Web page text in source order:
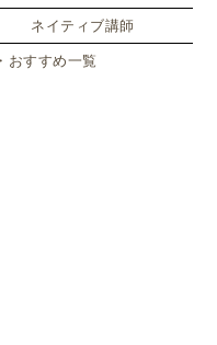
ネイティブ講師
おすすめ一覧